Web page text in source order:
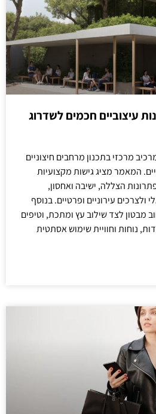
עיצוביים חכמים לשדרוג
מרכזי בתכנון מרחבים חיצוניים
המאמר מציג גישות מקצועיות
הצללה, ישיבה ואחסון,
עירוניים ופרטיים. בנוסף
מבטון לצד שילוב עץ ומתכת, וטיפים
נוחות וחוויית שימוש אסתטית